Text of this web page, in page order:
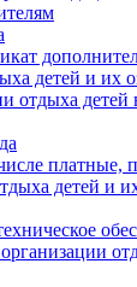
детей и их
отдыха детей
платные,
детей и